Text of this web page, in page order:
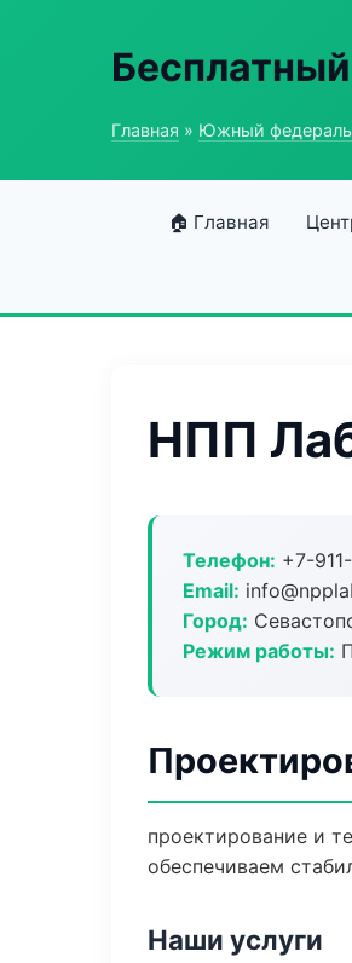
Главная » Южный
🏠 Главная
НПП
Телефон: +7-
Email:
Город:
Режим работы:
проектирование и
обеспечиваем
Наши услуги